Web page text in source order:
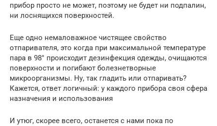
прибор просто не может, поэтому не будет ни подпалин,
ни лоснящихся поверхностей.
Еще одно немаловажное чистящее свойство
отпаривателя, это когда при максимальной температуре
пара в 98° происходит дезинфекция одежды, очищаются
поверхности и погибают болезнетворные
микроорганизмы. Ну, так гладить или отпаривать?
Кажется, ответ логичный: у каждого прибора своя сфера
назначения и использования
И утюг, скорее всего, останется с нами пока по